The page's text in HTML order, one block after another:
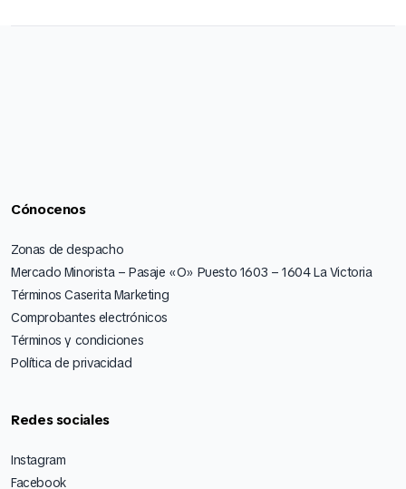
Cónocenos
Zonas de despacho
Mercado Minorista – Pasaje «O» Puesto 1603 – 1604 La Victoria
Términos Caserita Marketing
Comprobantes electrónicos
Términos y condiciones
Política de privacidad
Redes sociales
Instagram
Facebook